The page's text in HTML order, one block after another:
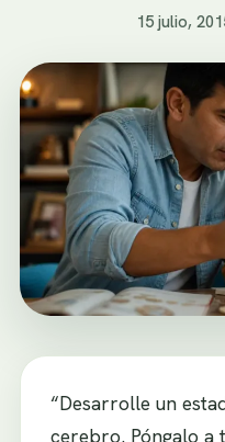
15 julio,
“Desarrolle un
cerebro. Póngalo a